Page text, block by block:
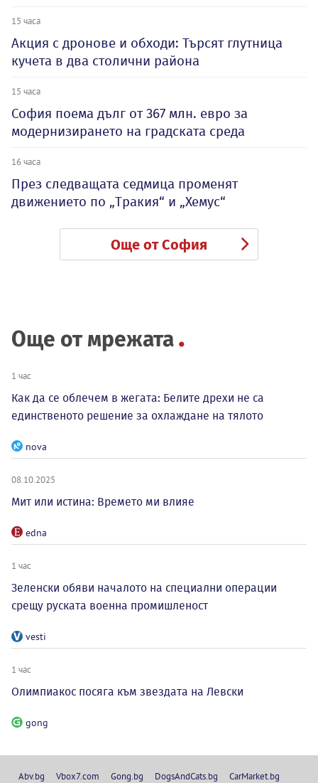
15 часа
Акция с дронове и обходи: Търсят глутница
кучета в два столични района
15 часа
София поема дълг от 367 млн. евро за
модернизирането на градската среда
16 часа
През следващата седмица променят
движението по „Тракия“ и „Хемус“
Още от София
Още от мрежата
1 час
Как да се облечем в жегата: Белите дрехи не са
единственото решение за охлаждане на тялото
nova
08.10.2025
Мит или истина: Времето ми влияе
edna
1 час
Зеленски обяви началото на специални операции
срещу руската военна промишленост
vesti
1 час
Олимпиакос посяга към звездата на Левски
gong
Abv.bg Vbox7.com Gong.bg DogsAndCats.bg
CarMarket.bg